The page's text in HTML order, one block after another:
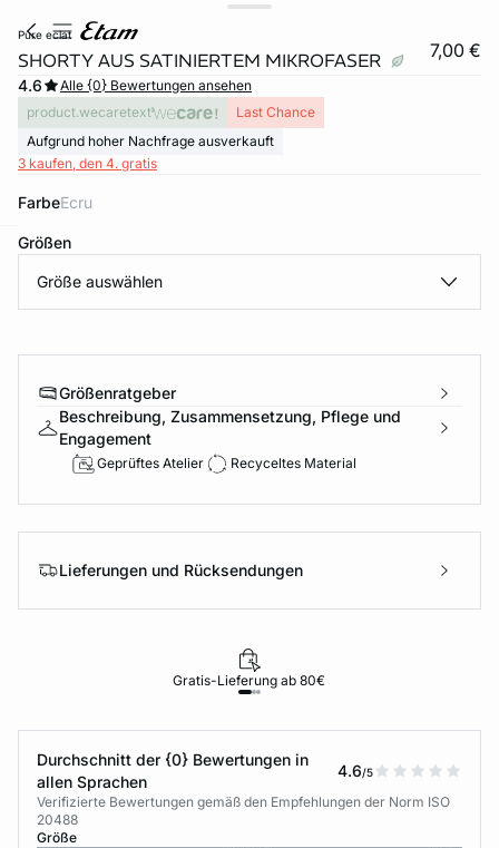
pure eclat
SHORTY AUS SATINIERTEM MIKROFASER 7,00 €
4.6
Alle {0} Bewertungen ansehen
product.wecaretext
Last Chance
Aufgrund hoher Nachfrage ausverkauft
3 kaufen, den 4. gratis
Farbe ecru
Größen
Größe auswählen
Größenratgeber
Beschreibung, Zusammensetzung, Pflege und
Engagement
Geprüftes Atelier Recyceltes Material
Lieferungen und Rücksendungen
Gratis-Lieferung ab 80€
Durchschnitt der {0} Bewertungen in
allen Sprachen
4.6/5
Verifizierte Bewertungen gemäß den Empfehlungen der Norm ISO
20488
Größe